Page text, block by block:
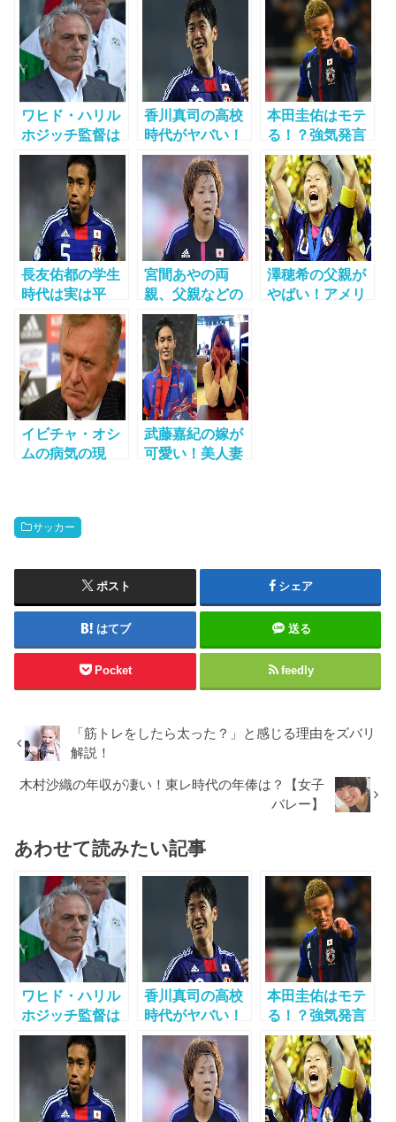
ワヒド・ハリル
ホジッチ監督は
変人か？サッカ
ー日本代表監督
のヤバい実績と
は？
香川真司の高校
時代がヤバい！
出身校は？ヤン
キー？彼女はギ
ャル？
本田圭佑はモテ
る！？強気発言
やビックマウス
は報われるの
か？！
長友佑都の学生
時代は実は平
凡？体幹ゴリラ
と呼ばれる男の
壮絶な過去と
は？
宮間あやの両
親、父親などの
物語が感動！高
校時代のエピソ
ードなど
澤穂希の父親が
やばい！アメリ
イビチャ・オシ
ムの病気の現
武藤嘉紀の嫁が
可愛い！美人妻
サッカー
ポスト シェア
はてブ 送る
Pocket feedly
「筋トレをしたら太った？」と感じる理由をズバリ
解説！
木村沙織の年収が凄い！東レ時代の年俸は？【女子
バレー】
あわせて読みたい記事
ワヒド・ハリル
ホジッチ監督は
変人か？サッカ
ー日本代表監督
のヤバい実績と
香川真司の高校
時代がヤバい！
出身校は？ヤン
キー？彼女はギ
ャル？
本田圭佑はモテ
る！？強気発言
やビックマウス
は報われるの
か？！